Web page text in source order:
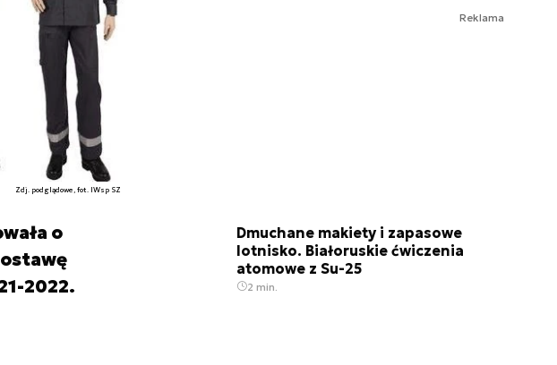
Zdj. podglądowe, fot. IWsp SZ
o
2022.
Reklama
Dmuchane makiety i zapasowe
lotnisko. Białoruskie ćwiczenia
atomowe z Su-25
2 min.